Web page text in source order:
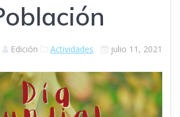
Edición Actividades julio 11, 2021